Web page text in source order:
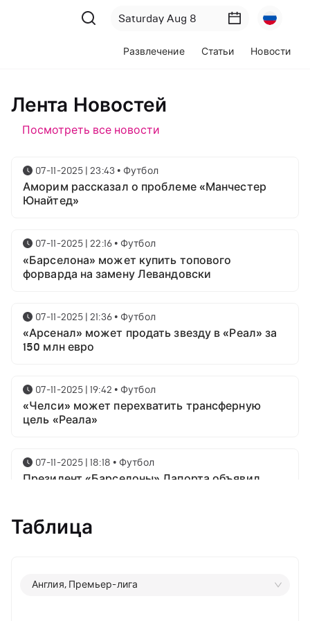
Развлечение Статьи Новости
Лента Новостей
Посмотреть все новости
07-11-2025 | 23:43 • Футбол
Аморим рассказал о проблеме «Манчестер
Юнайтед»
07-11-2025 | 22:16 • Футбол
«Барселона» может купить топового
форварда на замену Левандовски
07-11-2025 | 21:36 • Футбол
«Арсенал» может продать звезду в «Реал» за
150 млн евро
07-11-2025 | 19:42 • Футбол
«Челси» может перехватить трансферную
цель «Реала»
07-11-2025 | 18:18 • Футбол
Президент «Барселоны» Лапорта объявил
07-11-2025 | 16:23
ФИФА
Таблица
Англия, Премьер-лига